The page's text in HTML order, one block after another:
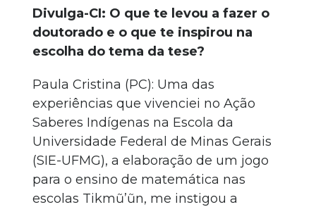
Divulga-CI: O que te levou a fazer o
doutorado e o que te inspirou na
escolha do tema da tese?
Paula Cristina (PC): Uma das
experiências que vivenciei no Ação
Saberes Indígenas na Escola da
Universidade Federal de Minas Gerais
(SIE-UFMG), a elaboração de um jogo
para o ensino de matemática nas
escolas Tikmũ’ũn, me instigou a